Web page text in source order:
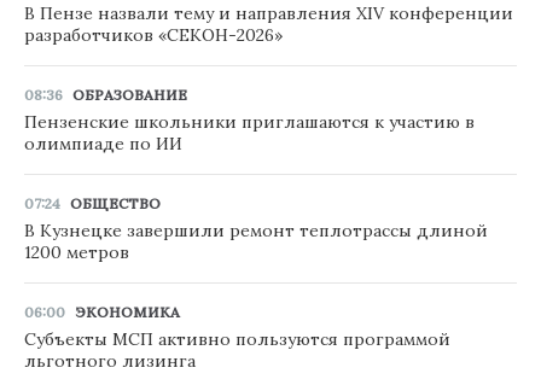
В Пензе назвали тему и направления XIV конференции
разработчиков «СЕКОН-2026»
08:36 ОБРАЗОВАНИЕ
Пензенские школьники приглашаются к участию в
олимпиаде по ИИ
07:24 ОБЩЕСТВО
В Кузнецке завершили ремонт теплотрассы длиной
1200 метров
06:00 ЭКОНОМИКА
Субъекты МСП активно пользуются программой
льготного лизинга